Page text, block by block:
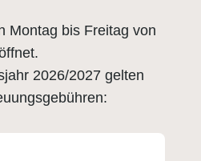
Montag bis Freitag von
2026/2027 gelten